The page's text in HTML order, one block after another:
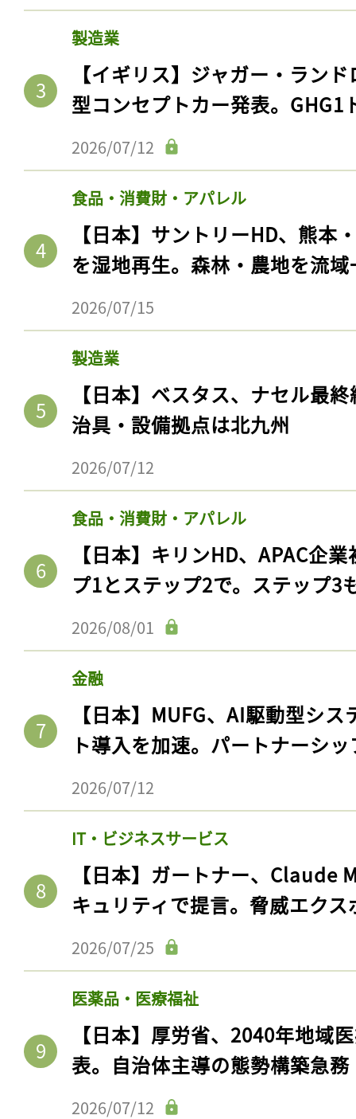
製造業
【イギリス】ジャガー・ラン
型コンセプトカー発表。GHG1
2026/07/12
食品・消費財・アパレル
【日本】サントリーHD、熊本
を湿地再生。森林・農地を流
2026/07/15
製造業
【日本】ベスタス、ナセル最
治具・設備拠点は北九州
2026/07/12
食品・消費財・アパレル
【日本】キリンHD、APAC企
プ1とステップ2で。ステップ3
2026/08/01
金融
【日本】MUFG、AI駆動型シ
ト導入を加速。パートナーシ
2026/07/12
IT・ビジネスサービス
【日本】ガートナー、Claude
キュリティで提言。脅威エク
2026/07/25
医薬品・医療福祉
【日本】厚労省、2040年地域
表。自治体主導の態勢構築急務
2026/07/12